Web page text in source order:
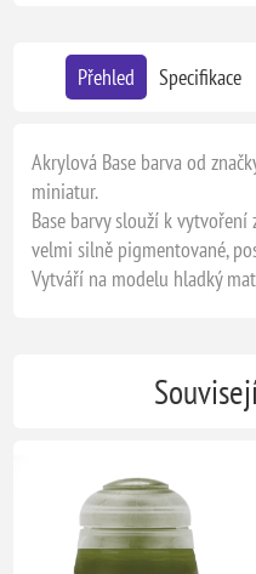
Přehled Specifikace
Akrylová Base barva od
miniatur.
Base barvy slouží k
velmi silně pigmentované,
Vytváří na modelu hladký